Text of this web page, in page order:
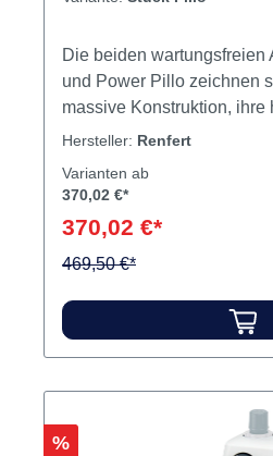
Die beiden
und Power Pillo zeichnen
massive Konstruktion, ihre
und die geringe
Leistungsregulierung, auch
höheres Gewicht und
Kolbenfrequenz eine
entkoppelt werden. 3
Filter-Set
Hersteller: Renfert
Varianten ab
370,02 €*
370,02 €*
469,50 €*
Rabatt
%